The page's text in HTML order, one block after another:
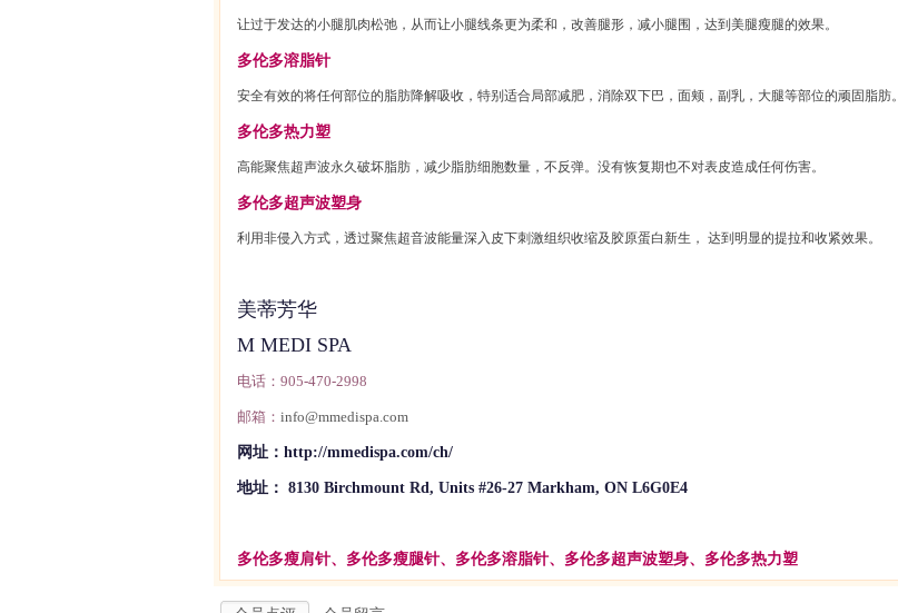
让过于发达的小腿肌肉松弛，从而让小腿线条更为柔和，改善腿形，减小腿围，达到美腿瘦腿的效果。
多伦多溶脂针
安全有效的将任何部位的脂肪降解吸收，特别适合局部减肥，消除双下巴，面颊，副乳，大腿等部位的顽固脂肪。
多伦多热力塑
高能聚焦超声波永久破坏脂肪，减少脂肪细胞数量，不反弹。没有恢复期也不对表皮造成任何伤害。
多伦多超声波塑身
利用非侵入方式，透过聚焦超音波能量深入皮下刺激组织收缩及胶原蛋白新生， 达到明显的提拉和收紧效果。
美蒂芳华
M MEDI SPA
电话： 905-470-2998
邮箱： info@mmedispa.com
网址： http://mmedispa.com/ch/
地址： 8130 Birchmount Rd, Units #26-27 Markham, ON L6G0E4
多伦多瘦肩针、多伦多瘦腿针、多伦多溶脂针、多伦多超声波塑身、多伦多热力塑